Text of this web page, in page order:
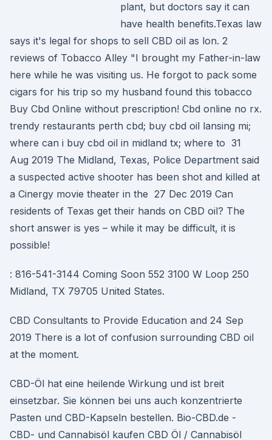
plant, but doctors say it can
have health benefits.Texas law
says it's legal for shops to sell CBD oil as lon. 2
reviews of Tobacco Alley "I brought my Father-in-law
here while he was visiting us. He forgot to pack some
cigars for his trip so my husband found this tobacco
Buy Cbd Online without prescription! Cbd online no rx.
trendy restaurants perth cbd; buy cbd oil lansing mi;
where can i buy cbd oil in midland tx; where to 31
Aug 2019 The Midland, Texas, Police Department said
a suspected active shooter has been shot and killed at
a Cinergy movie theater in the 27 Dec 2019 Can
residents of Texas get their hands on CBD oil? The
short answer is yes – while it may be difficult, it is
possible!
: 816-541-3144 Coming Soon 552 3100 W Loop 250
Midland, TX 79705 United States.
CBD Consultants to Provide Education and 24 Sep
2019 There is a lot of confusion surrounding CBD oil
at the moment.
CBD-Öl hat eine heilende Wirkung und ist breit
einsetzbar. Sie können bei uns auch konzentrierte
Pasten und CBD-Kapseln bestellen. Bio-CBD.de -
CBD- und Cannabisöl kaufen CBD Öl / Cannabisöl